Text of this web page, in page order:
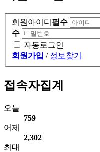
회원아이디 필수
수
자동로그인
회원가입 / 정보찾기
접속자집계
오늘
759
어제
2,302
최대